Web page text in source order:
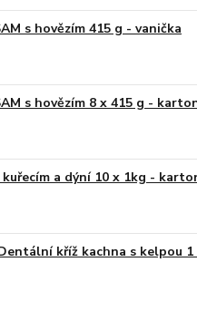
s hovězím 415 g - vanička
s hovězím 8 x 415 g -
kuřecím a dýní 10 x 1kg -
kříž kachna s kelpou 1